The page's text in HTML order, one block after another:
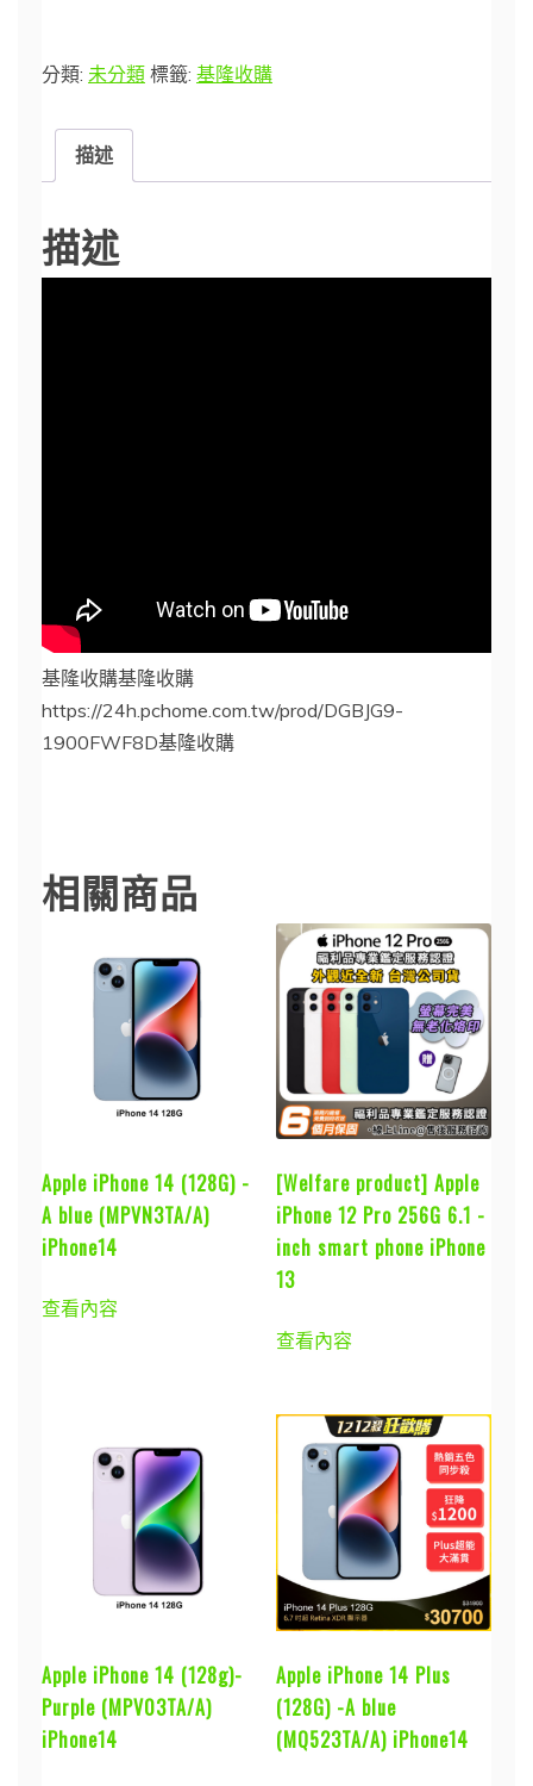
分類: 未分類 標籤: 基隆收購
描述
描述
基隆收購基隆收購
https://24h.pchome.com.tw/prod/DGBJG9-
1900FWF8D基隆收購
相關商品
Apple iPhone 14 (128G) -
A blue (MPVN3TA/A)
iPhone14
查看內容
[Welfare product] Apple
iPhone 12 Pro 256G 6.1 -
inch smart phone iPhone
13
查看內容
Apple iPhone 14 (128g)-
Purple (MPV03TA/A)
iPhone14
Apple iPhone 14 Plus
(128G) -A blue
(MQ523TA/A) iPhone14